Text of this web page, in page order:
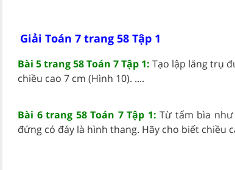
Giải Toán 7 trang 58 Tập 1
Bài 5 trang 58 Toán 7 Tập 1: Tạo lập lăng trụ
chiều cao 7 cm (Hình 10). ....
Bài 6 trang 58 Toán 7 Tập 1: Từ tấm bìa
đứng có đáy là hình thang. Hãy cho biết chiều